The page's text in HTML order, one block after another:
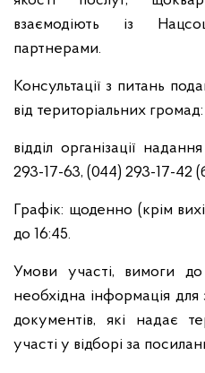
взаємодіють із
партнерами.
Консультації з питань
від територіальних громад:
відділ організації
293-17-63, (044) 293-17-42
Графік: щоденно (крім
до 16:45.
Умови участі, вимоги до
необхідна інформація для
документів, які надає
участі у відборі за